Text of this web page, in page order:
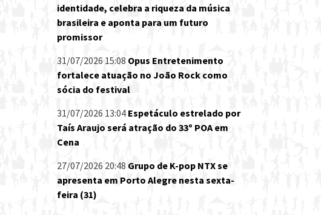
identidade, celebra a riqueza da música
brasileira e aponta para um futuro
promissor
31/07/2026 15:08 Opus Entretenimento
fortalece atuação no João Rock como
sócia do festival
31/07/2026 13:04 Espetáculo estrelado por
Taís Araujo será atração do 33º POA em
Cena
27/07/2026 20:48 Grupo de K-pop NTX se
apresenta em Porto Alegre nesta sexta-
feira (31)